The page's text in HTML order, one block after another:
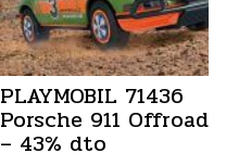
PLAYMOBIL 71436
Porsche 911 Offroad
– 43% dto